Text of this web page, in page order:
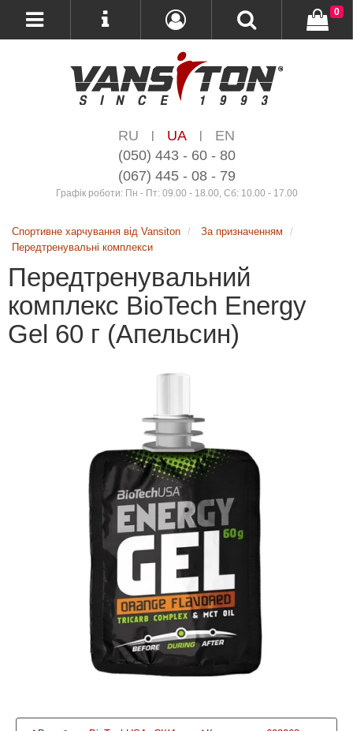
RU | UA |
EN
(050) 443 - 60 - 80
(067) 445 - 08 - 79
Графік роботи: Пн - Пт: 09.00 - 18.00, Сб: 10.00 - 17.00
0
Спортивне харчування від Vansiton
За призначенням
Передтренувальні комплекси
Передтренувальний
комплекс BioTeсh Energy
Gel 60 г (Апельсин)